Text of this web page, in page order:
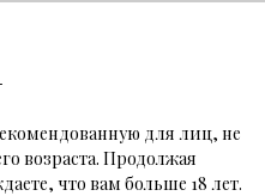
для лиц, не
возраста. Продолжая
что вам больше 18 лет.